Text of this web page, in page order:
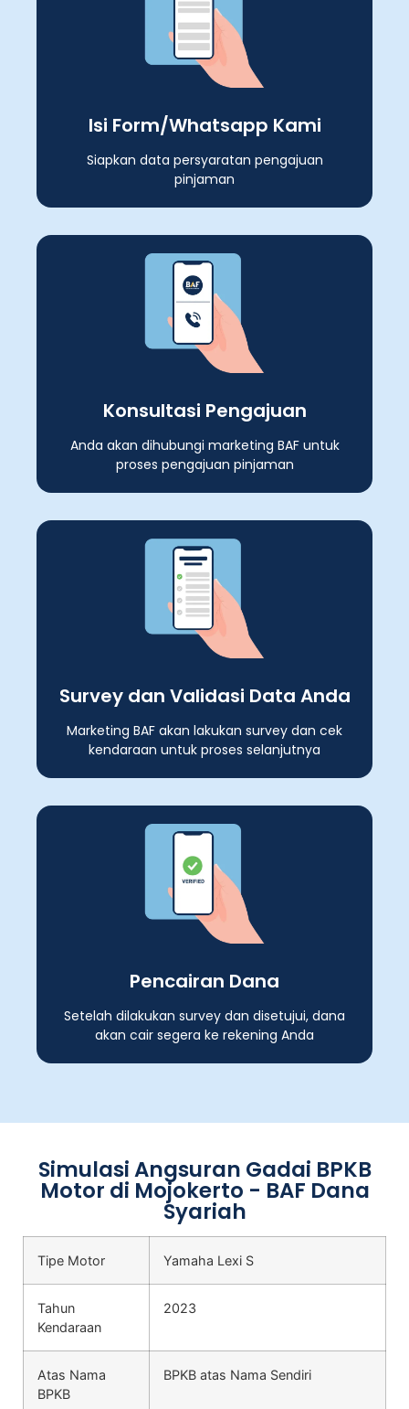
Isi Form/Whatsapp Kami
Siapkan data persyaratan pengajuan
pinjaman
Konsultasi Pengajuan
Anda akan dihubungi marketing BAF untuk
proses pengajuan pinjaman
Survey dan Validasi Data Anda
Marketing BAF akan lakukan survey dan cek
kendaraan untuk proses selanjutnya
Pencairan Dana
Setelah dilakukan survey dan disetujui, dana
akan cair segera ke rekening Anda
Simulasi Angsuran Gadai BPKB
Motor di Mojokerto - BAF Dana
Syariah
Tipe Motor Yamaha Lexi S
Tahun
Kendaraan
2023
Atas Nama
BPKB
BPKB atas Nama Sendiri